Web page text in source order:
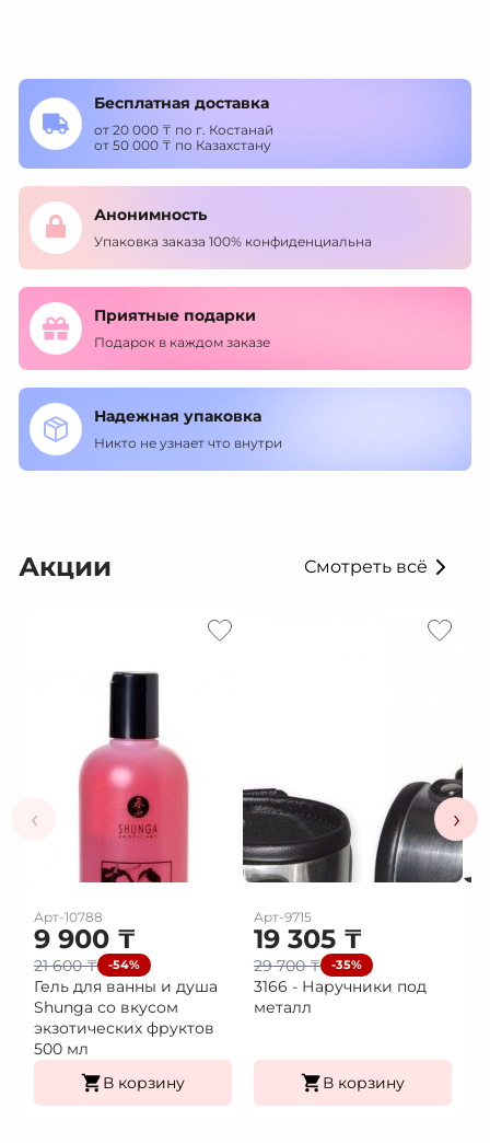
Бесплатная доставка
от 20 000 ₸ по г. Костанай
от 50 000 ₸ по Казахстану
Анонимность
Упаковка заказа 100% конфиденциальна
Приятные подарки
Подарок в каждом заказе
Надежная упаковка
Никто не узнает что внутри
Акции Смотреть всё
‹
Арт-10788
9 900 ₸
21 600₸ -54%
Гель для ванны и душа
Shunga со вкусом
экзотических фруктов
500 мл
В корзину
Арт-9715
19 305 ₸
29 700₸ -35%
3166 - Наручники под
металл
В корзину
›